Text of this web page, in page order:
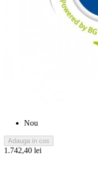
Nou
Adauga in cos
1.742,40 lei